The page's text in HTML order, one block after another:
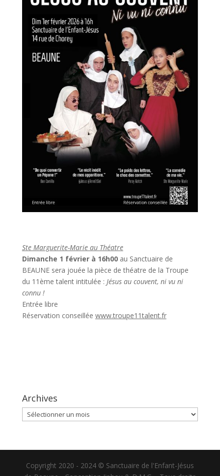
Ste Marguerite-Marie au Théatre
Dimanche 1 février à 16h00au Sanctuaire de
BEAUNE sera jouée la pièce de théatre de la Troupe
du 11ème talent intitulée : Jésus au couvent, ni vu ni
connu !
Entrée libre
Réservation conseillée www.troupe11talent.fr
Archives
Archives
Copyright 2020 - 2024 © Sanctuaire de l'Enfant-Jésus